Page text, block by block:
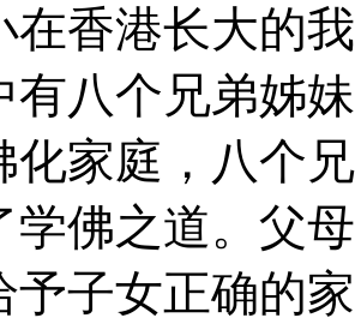
港长大的我
有八个兄弟姊
化家庭，八个
学佛之道。父
予子女正确的